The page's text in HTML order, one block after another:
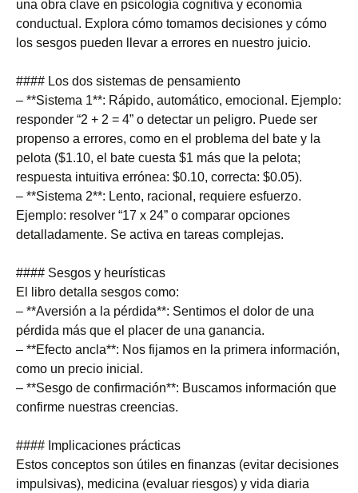
una obra clave en psicología cognitiva y economía
conductual. Explora cómo tomamos decisiones y cómo
los sesgos pueden llevar a errores en nuestro juicio.
#### Los dos sistemas de pensamiento
– **Sistema 1**: Rápido, automático, emocional. Ejemplo:
responder “2 + 2 = 4” o detectar un peligro. Puede ser
propenso a errores, como en el problema del bate y la
pelota ($1.10, el bate cuesta $1 más que la pelota;
respuesta intuitiva errónea: $0.10, correcta: $0.05).
– **Sistema 2**: Lento, racional, requiere esfuerzo.
Ejemplo: resolver “17 x 24” o comparar opciones
detalladamente. Se activa en tareas complejas.
#### Sesgos y heurísticas
El libro detalla sesgos como:
– **Aversión a la pérdida**: Sentimos el dolor de una
pérdida más que el placer de una ganancia.
– **Efecto ancla**: Nos fijamos en la primera información,
como un precio inicial.
– **Sesgo de confirmación**: Buscamos información que
confirme nuestras creencias.
#### Implicaciones prácticas
Estos conceptos son útiles en finanzas (evitar decisiones
impulsivas), medicina (evaluar riesgos) y vida diaria